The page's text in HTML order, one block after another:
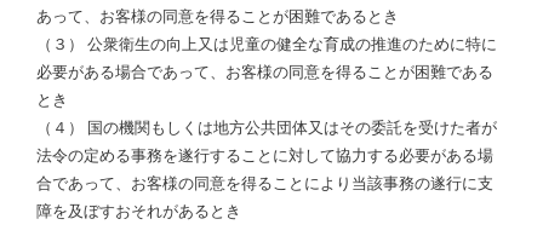
あって、お客様の同意を得ることが困難であるとき
（３） 公衆衛生の向上又は児童の健全な育成の推進のために特に
必要がある場合であって、お客様の同意を得ることが困難である
とき
（４） 国の機関もしくは地方公共団体又はその委託を受けた者が
法令の定める事務を遂行することに対して協力する必要がある場
合であって、お客様の同意を得ることにより当該事務の遂行に支
障を及ぼすおそれがあるとき